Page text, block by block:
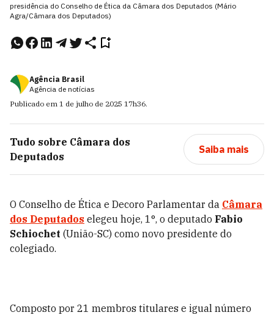
presidência do Conselho de Ética da Câmara dos Deputados (Mário
Agra/Câmara dos Deputados)
Agência Brasil
Agência de notícias
Publicado em 1 de julho de 2025 17h36.
Tudo sobre Câmara dos
Deputados
Saiba mais
O Conselho de Ética e Decoro Parlamentar da Câmara
dos Deputados elegeu hoje, 1°, o deputado Fabio
Schiochet (União-SC) como novo presidente do
colegiado.
Composto por 21 membros titulares e igual número